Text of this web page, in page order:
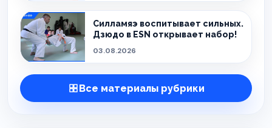
Силламяэ воспитывает сильных.
Дзюдо в ESN открывает набор!
03.08.2026
Все материалы рубрики